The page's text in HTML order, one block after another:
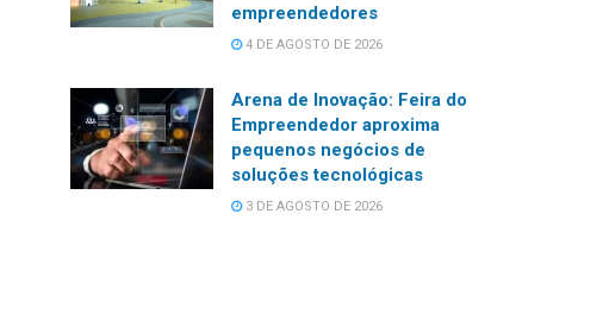
empreendedores
4 DE AGOSTO DE 2026
Arena de Inovação: Feira do
Empreendedor aproxima
pequenos negócios de
soluções tecnológicas
3 DE AGOSTO DE 2026